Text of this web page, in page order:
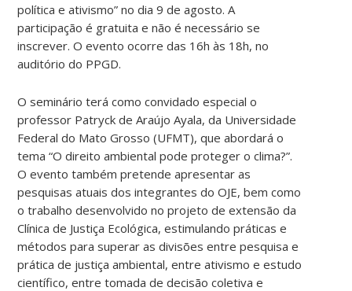
política e ativismo” no dia 9 de agosto. A
participação é gratuita e não é necessário se
inscrever. O evento ocorre das 16h às 18h, no
auditório do PPGD.
O seminário terá como convidado especial o
professor Patryck de Araújo Ayala, da Universidade
Federal do Mato Grosso (UFMT), que abordará o
tema “O direito ambiental pode proteger o clima?”.
O evento também pretende apresentar as
pesquisas atuais dos integrantes do OJE, bem como
o trabalho desenvolvido no projeto de extensão da
Clínica de Justiça Ecológica, estimulando práticas e
métodos para superar as divisões entre pesquisa e
prática de justiça ambiental, entre ativismo e estudo
científico, entre tomada de decisão coletiva e